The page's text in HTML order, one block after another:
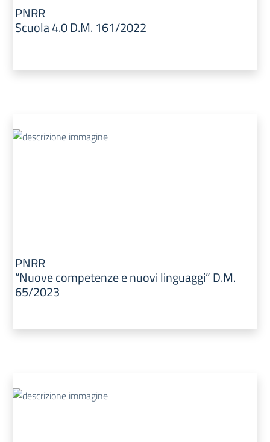
PNRR
Scuola 4.0 D.M. 161/2022
PNRR
“Nuove competenze e nuovi linguaggi” D.M.
65/2023